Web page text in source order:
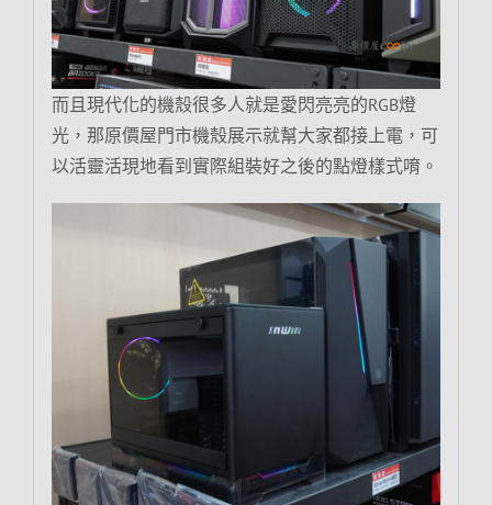
而且現代化的機殼很多人就是愛閃亮亮的RGB燈
光，那原價屋門市機殼展示就幫大家都接上電，可
以活靈活現地看到實際組裝好之後的點燈樣式唷。